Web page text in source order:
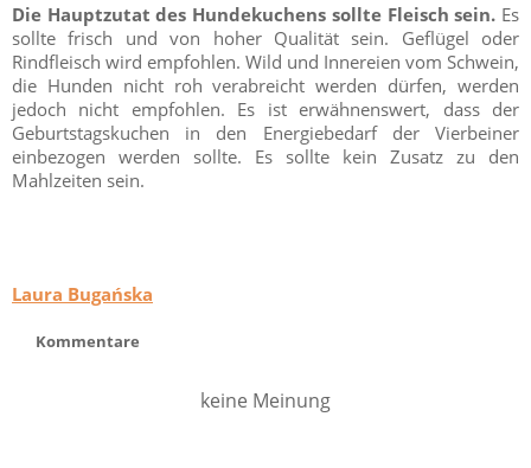
Die Hauptzutat des Hundekuchens sollte Fleisch sein. Es
sollte frisch und von hoher Qualität sein. Geflügel oder
Rindfleisch wird empfohlen. Wild und Innereien vom Schwein,
die Hunden nicht roh verabreicht werden dürfen, werden
jedoch nicht empfohlen. Es ist erwähnenswert, dass der
Geburtstagskuchen in den Energiebedarf der Vierbeiner
einbezogen werden sollte. Es sollte kein Zusatz zu den
Mahlzeiten sein.
Laura Bugańska
Kommentare
keine Meinung